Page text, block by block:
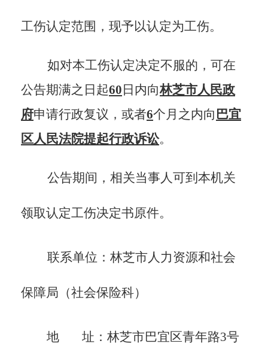
工伤认定范围，现予以认定为工伤。
如对本工伤认定决定不服的，可在
公告期满之日 起60 日内向林芝市人民政
府申请行政复议，或者6个月之内向 巴宜
区人民法院提起行政诉讼。
公告期间，相关当事人可到本机关
领取认定工伤决定书原件。
联系单位：林芝市人力资源和社会
保障局（社会保险科）
地 址：林芝市巴宜区青年路3号